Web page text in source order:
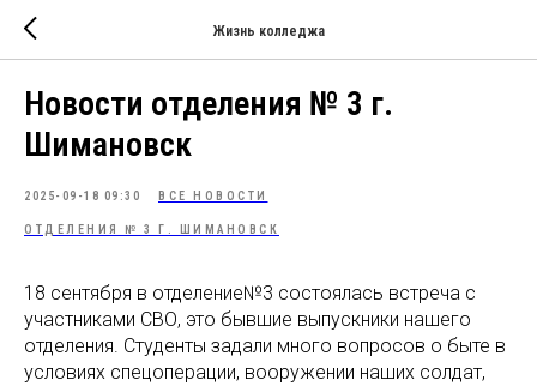
Жизнь колледжа
Новости отделения № 3 г.
Шимановск
2025-09-18 09:30 ВСЕ НОВОСТИ
ОТДЕЛЕНИЯ № 3 Г. ШИМАНОВСК
18 сентября в отделение№3 состоялась встреча с
участниками СВО, это бывшие выпускники нашего
отделения. Студенты задали много вопросов о быте в
условиях спецоперации, вооружении наших солдат,